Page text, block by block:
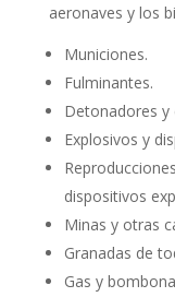
aeronaves y los
Municiones.
Fulminantes.
Detonadores y
Explosivos y
dispositivos
Minas y otras
Granadas de
Gas y